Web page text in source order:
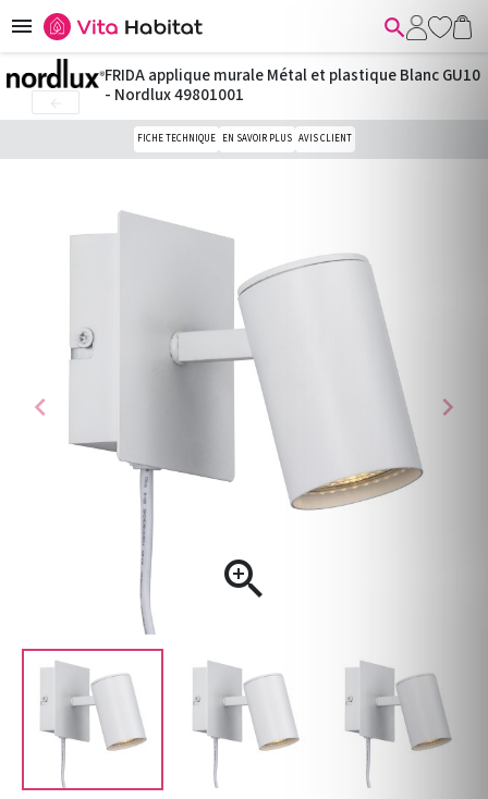
 
chevron_left

chevron_right
FRIDA applique murale Métal et plastique Blanc GU10
- Nordlux 49801001
FICHE TECHNIQUE EN SAVOIR PLUS AVIS CLIENT